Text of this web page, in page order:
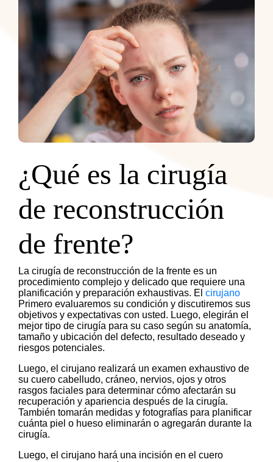
¿Qué es la cirugía
de reconstrucción
de frente?
La cirugía de reconstrucción de la frente es un
procedimiento complejo y delicado que requiere una
planificación y preparación exhaustivas. El cirujano
Primero evaluaremos su condición y discutiremos sus
objetivos y expectativas con usted. Luego, elegirán el
mejor tipo de cirugía para su caso según su anatomía,
tamaño y ubicación del defecto, resultado deseado y
riesgos potenciales.
Luego, el cirujano realizará un examen exhaustivo de
su cuero cabelludo, cráneo, nervios, ojos y otros
rasgos faciales para determinar cómo afectarán su
recuperación y apariencia después de la cirugía.
También tomarán medidas y fotografías para planificar
cuánta piel o hueso eliminarán o agregarán durante la
cirugía.
Luego, el cirujano hará una incisión en el cuero